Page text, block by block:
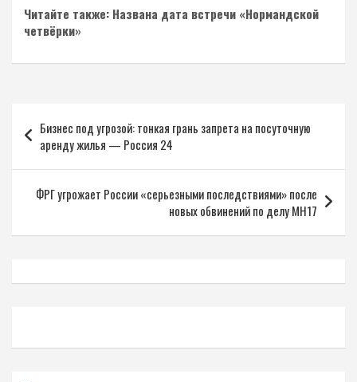
Читайте также: Названа дата встречи «Нормандской
четвёрки»
по
записям
Бизнес под угрозой: тонкая грань запрета на посуточную
аренду жилья — Россия 24
ФРГ угрожает России «серьезными последствиями» после
новых обвинений по делу MH17